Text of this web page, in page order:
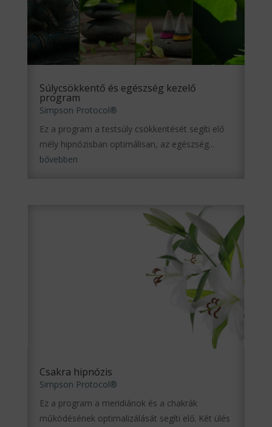
Súlycsökkentő és egészség kezelő
program
Simpson Protocol®
Ez a program a testsúly csökkentését segíti elő
mély hipnózisban optimálisan, az egészség...
bővebben
Csakra hipnózis
Simpson Protocol®
Ez a program a meridiánok és a chakrák
működésének optimalizálását segíti elő. Két ülés